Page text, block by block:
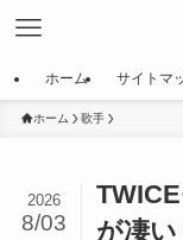
ホーム サイトマ
ホーム 歌手
が凄い
2026
8/03